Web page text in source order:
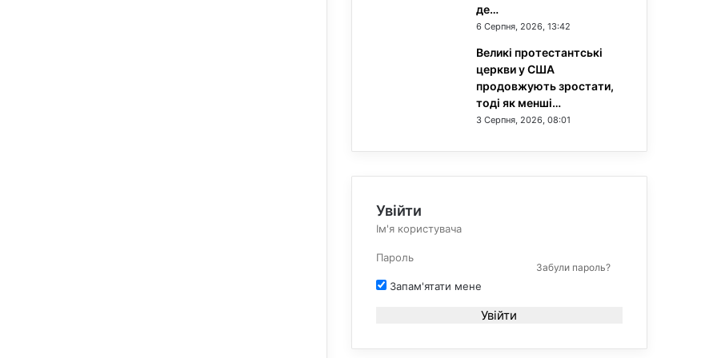
де…
6 Серпня, 2026, 13:42
Великі протестантські
церкви у США
продовжують зростати,
тоді як менші…
3 Серпня, 2026, 08:01
Увійти
Забули пароль?
Запам'ятати мене
Увійти